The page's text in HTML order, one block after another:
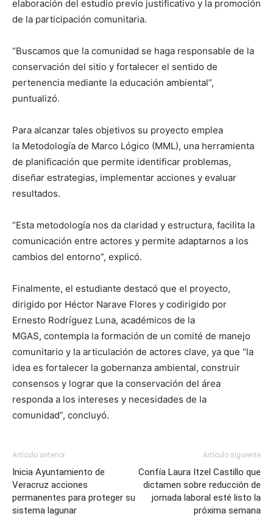
elaboración del estudio previo justificativo y la promoción
de la participación comunitaria.
“Buscamos que la comunidad se haga responsable de la
conservación del sitio y fortalecer el sentido de
pertenencia mediante la educación ambiental”,
puntualizó.
Para alcanzar tales objetivos su proyecto emplea
la Metodología de Marco Lógico (MML), una herramienta
de planificación que permite identificar problemas,
diseñar estrategias, implementar acciones y evaluar
resultados.
“Esta metodología nos da claridad y estructura, facilita la
comunicación entre actores y permite adaptarnos a los
cambios del entorno”, explicó.
Finalmente, el estudiante destacó que el proyecto,
dirigido por Héctor Narave Flores y codirigido por
Ernesto Rodríguez Luna, académicos de la
MGAS, contempla la formación de un comité de manejo
comunitario y la articulación de actores clave, ya que “la
idea es fortalecer la gobernanza ambiental, construir
consensos y lograr que la conservación del área
responda a los intereses y necesidades de la
comunidad”, concluyó.
Artículo anterior
Inicia Ayuntamiento de
Veracruz acciones
permanentes para proteger su
sistema lagunar
Artículo siguiente
Confía Laura Itzel Castillo que
dictamen sobre reducción de
jornada laboral esté listo la
próxima semana